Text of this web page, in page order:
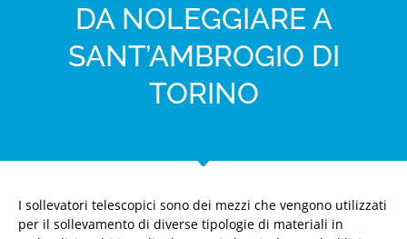
DA NOLEGGIARE A
SANT’AMBROGIO DI
TORINO
I sollevatori telescopici sono dei mezzi che vengono utilizzati
per il sollevamento di diverse tipologie di materiali in